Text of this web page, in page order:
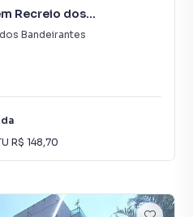
Recreio dos
Bandeirantes
R$ 148,70